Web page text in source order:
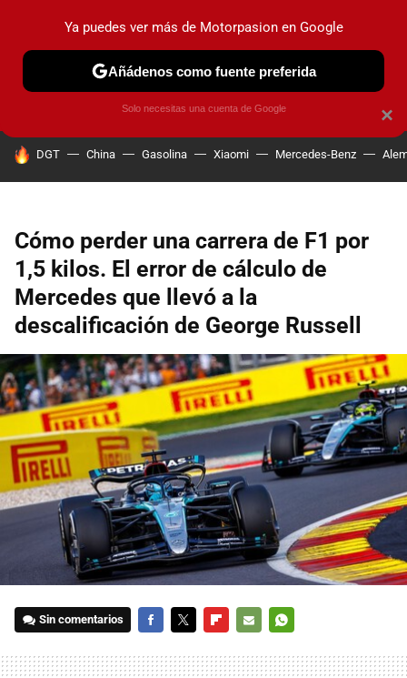
PRUEBAS COCHES ELÉCTRICOS OBSERVATORIO
HOY SE HABLA DE
DGT China Gasolina Xiaomi Mercedes-Benz
Cómo perder una carrera de F1 por
1,5 kilos. El error de cálculo de
Mercedes que llevó a la
descalificación de George Russell
Sin comentarios
MAIL
×
Ya puedes ver más de Motorpasion en Google
Añádenos como fuente preferida
Solo necesitas una cuenta de Google